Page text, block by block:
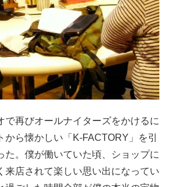
で再びオールナイターズをかけるに
から懐かしい「K-FACTORY」を引
た。僕が働いていた頃、ショップに
来店されて楽しい思い出になってい